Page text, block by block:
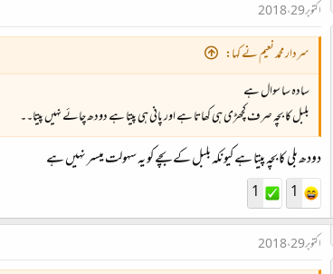
اکتوبر 29، 2018
سردار محمد نعیم نے کہا:
سادہ سا سوال ہے
بلبل کا بچہ صرف کچھڑی ہی کھاتا ہے اور پانی ہی پیتا ہے دودھ چائے نہیں پیتا۔۔
دودھ بلی کا بچہ پیتا ہے کیونکہ بلبل کے بچے کو یہ سہولت میسر نہیں ہے
1
1
اکتوبر 29، 2018